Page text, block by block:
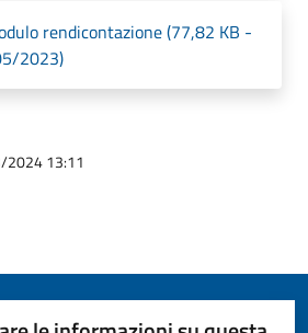
rendicontazione (77,82 KB -
2023)
2024 13:11